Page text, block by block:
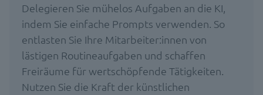
Delegieren Sie mühelos Aufgaben an die KI,
indem Sie einfache Prompts verwenden. So
entlasten Sie Ihre Mitarbeiter:innen von
lästigen Routineaufgaben und schaffen
Freiräume für wertschöpfende Tätigkeiten.
Nutzen Sie die Kraft der künstlichen